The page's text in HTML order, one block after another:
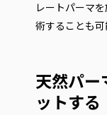
レートパーマ
術することも可
天然パー
ットする